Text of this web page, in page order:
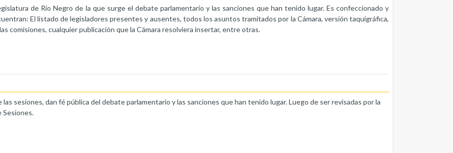
de Río Negro de la que surge el debate parlamentario y las sanciones que han tenido lugar. Es confeccionado y
El listado de legisladores presentes y ausentes, todos los asuntos tramitados por la Cámara, versión taquigráfica,
comisiones, cualquier publicación que la Cámara resolviera insertar, entre otras.
sesiones, dan fé pública del debate parlamentario y las sanciones que han tenido lugar. Luego de ser revisadas por la
Sesiones.